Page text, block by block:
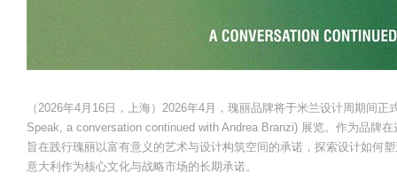
（2026年4月16日，上海）2026年4月，瑰丽品牌将于米兰设计周期间
Speak, a conversation continued with Andrea Branzi) 展览。作为品牌
旨在践行瑰丽以富有意义的艺术与设计构筑空间的承诺，探索设计如何
意大利作为核心文化与战略市场的长期承诺。